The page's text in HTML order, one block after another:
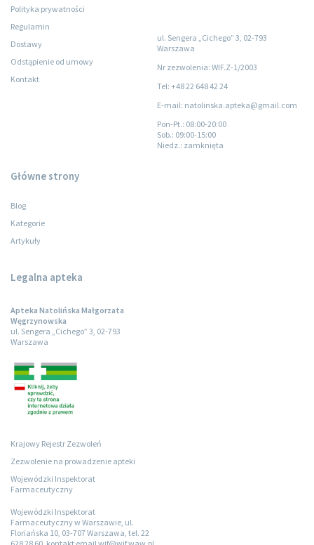
Polityka prywatności
Regulamin
Dostawy
Odstąpienie od umowy
Kontakt
ul. Sengera „Cichego” 3, 02-793
Warszawa
Nr zezwolenia: WIF.Z-1/2003
Tel: +48 22 648 42 24
E-mail: natolinska.apteka@gmail.com
Pon-Pt.: 08:00-20:00
Sob.: 09:00-15:00
Niedz.: zamknięta
Główne strony
Blog
Kategorie
Artykuły
Legalna apteka
Apteka Natolińska Małgorzata
Węgrzynowska
ul. Sengera „Cichego” 3, 02-793
Warszawa
Krajowy Rejestr Zezwoleń
Zezwolenie na prowadzenie apteki
Wojewódzki Inspektorat
Farmaceutyczny
Wojewódzki Inspektorat
Farmaceutyczny w Warszawie, ul.
Floriańska 10, 03-707 Warszawa, tel. 22